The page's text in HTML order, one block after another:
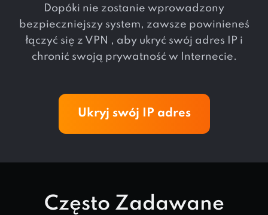
Dopóki nie zostanie wprowadzony
bezpieczniejszy system, zawsze powinieneś
łączyć się z VPN , aby ukryć swój adres IP i
chronić swoją prywatność w Internecie.
Ukryj swój IP adres
Często Zadawane